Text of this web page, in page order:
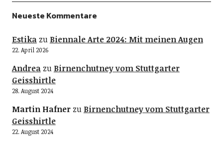
Neueste Kommentare
Estikazu Biennale Arte 2024: Mit meinen Augen
22. April 2026
Andreazu Birnenchutney vom Stuttgarter
Geisshirtle
28. August 2024
Martin Hafnerzu Birnenchutney vom Stuttgarter
Geisshirtle
22. August 2024